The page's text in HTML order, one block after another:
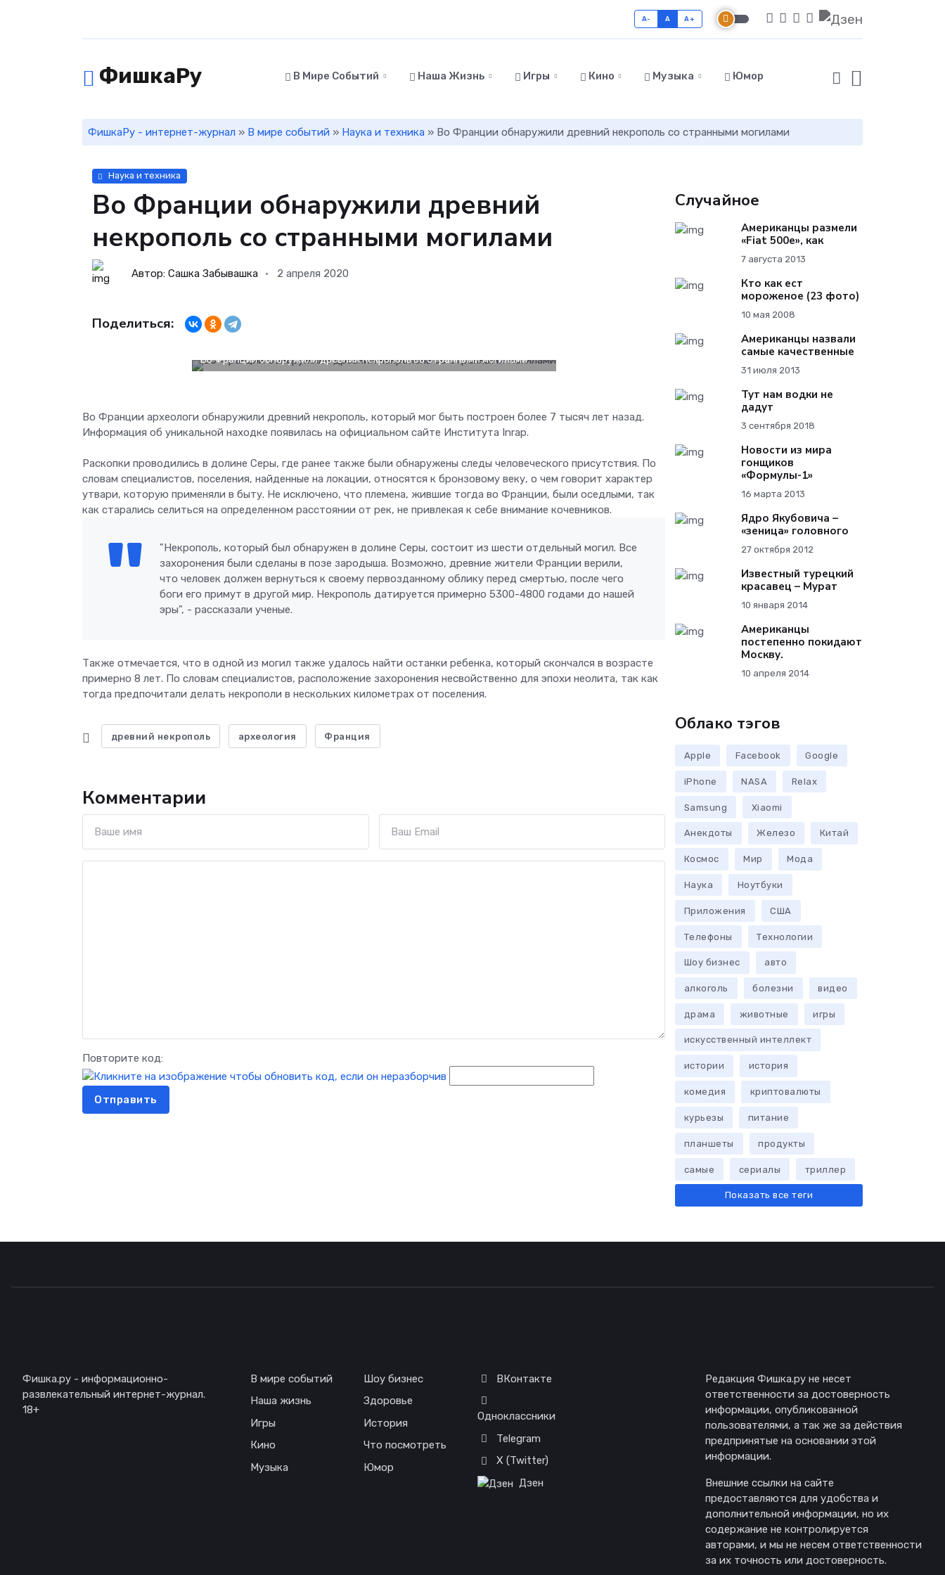
A- A A+
ФишкаРу В Мире Событий Наша Жизнь Игры Кино Музыка Юмор
ФишкаРу - интернет-журнал » В мире событий » Наука и техника » Во Франции обнаружили древний некрополь со странными могилами
Наука и техника
Во Франции обнаружили древний
некрополь со странными могилами
Автор: Сашка Забывашка 2 апреля 2020
Поделиться:
Во Франции обнаружили древний некрополь со странными могилами
Во Франции археологи обнаружили древний некрополь, который мог быть построен более 7 тысяч лет назад.
Информация об уникальной находке появилась на официальном сайте Института Inrap.
Раскопки проводились в долине Серы, где ранее также были обнаружены следы человеческого присутствия. По
словам специалистов, поселения, найденные на локации, относятся к бронзовому веку, о чем говорит характер
утвари, которую применяли в быту. Не исключено, что племена, жившие тогда во Франции, были оседлыми, так
как старались селиться на определенном расстоянии от рек, не привлекая к себе внимание кочевников.
"Некрополь, который был обнаружен в долине Серы, состоит из шести отдельный могил. Все
захоронения были сделаны в позе зародыша. Возможно, древние жители Франции верили,
что человек должен вернуться к своему первозданному облику перед смертью, после чего
боги его примут в другой мир. Некрополь датируется примерно 5300-4800 годами до нашей
эры", - рассказали ученые.
Также отмечается, что в одной из могил также удалось найти останки ребенка, который скончался в возрасте
примерно 8 лет. По словам специалистов, расположение захоронения несвойственно для эпохи неолита, так как
тогда предпочитали делать некрополи в нескольких километрах от поселения.
древний некрополь археология Франция
Комментарии
Повторите код:
Отправить
Случайное
Американцы размели
«Fiat 500e», как
7 августа 2013
Кто как ест
мороженое (23 фото)
10 мая 2008
Американцы назвали
самые качественные
31 июля 2013
Тут нам водки не
дадут
3 сентября 2018
Новости из мира
гонщиков
«Формулы-1»
16 марта 2013
Ядро Якубовича –
«зеница» головного
27 октября 2012
Известный турецкий
красавец – Мурат
10 января 2014
Американцы
постепенно покидают
Москву.
10 апреля 2014
Облако тэгов
Apple Facebook Google
iPhone NASA Relax
Samsung Xiaomi
Анекдоты Железо Китай
Космос Мир Мода
Наука Ноутбуки
Приложения США
Телефоны Технологии
Шоу бизнес авто
алкоголь болезни видео
драма животные игры
искусственный интеллект
истории история
комедия криптовалюты
курьезы питание
планшеты продукты
самые сериалы триллер
Показать все теги
Фишка.ру - информационно-
развлекательный интернет-журнал.
18+
В мире событий
Наша жизнь
Игры
Кино
Музыка
Шоу бизнес
Здоровье
История
Что посмотреть
Юмор
ВКонтакте
Одноклассники
Telegram
X (Twitter)
Дзен
Редакция Фишка.ру не несет
ответственности за достоверность
информации, опубликованной
пользователями, а так же за действия
предпринятые на основании этой
информации.
Внешние ссылки на сайте
предоставляются для удобства и
дополнительной информации, но их
содержание не контролируется
авторами, и мы не несем ответственности
за их точность или достоверность.